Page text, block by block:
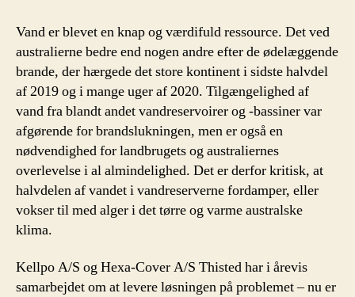
Vand er blevet en knap og værdifuld ressource. Det ved
australierne bedre end nogen andre efter de ødelæggende
brande, der hærgede det store kontinent i sidste halvdel
af 2019 og i mange uger af 2020. Tilgængelighed af
vand fra blandt andet vandreservoirer og -bassiner var
afgørende for brandslukningen, men er også en
nødvendighed for landbrugets og australiernes
overlevelse i al almindelighed. Det er derfor kritisk, at
halvdelen af vandet i vandreserverne fordamper, eller
vokser til med alger i det tørre og varme australske
klima.
Kellpo A/S og Hexa-Cover A/S Thisted har i årevis
samarbejdet om at levere løsningen på problemet – nu er